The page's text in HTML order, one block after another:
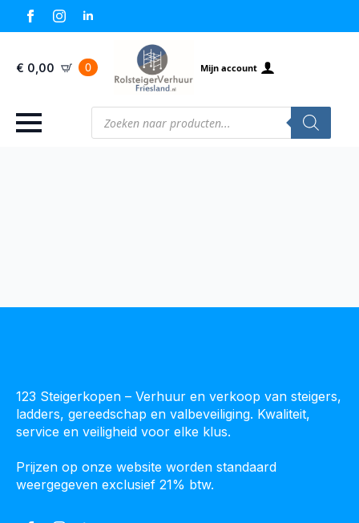
€ 0,00 0 Mijn account
Producten
zoeken
123 Steigerkopen – Verhuur en verkoop van steigers,
ladders, gereedschap en valbeveiliging. Kwaliteit,
service en veiligheid voor elke klus.
Prijzen op onze website worden standaard
weergegeven exclusief 21% btw.